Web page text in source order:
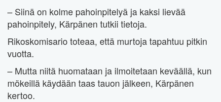
– Siinä on kolme pahoinpitelyä ja kaksi lievää
pahoinpitely, Kärpänen tutkii tietoja.
Rikoskomisario toteaa, että murtoja tapahtuu pitkin
vuotta.
– Mutta niitä huomataan ja ilmoitetaan keväällä, kun
mökeillä käydään taas tauon jälkeen, Kärpänen
kertoo.